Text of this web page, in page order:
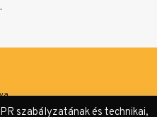
szabályzatának és technikai,